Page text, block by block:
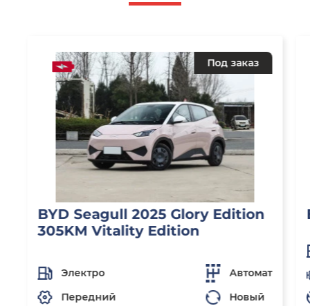
Под заказ
BYD Seagull 2025 Glory Edition
305KM Vitality Edition
Электро
Автомат
Передний
Новый